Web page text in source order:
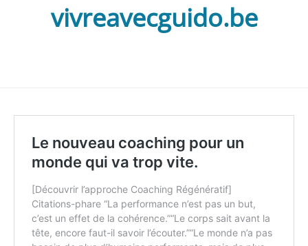
vivreavecguido.be